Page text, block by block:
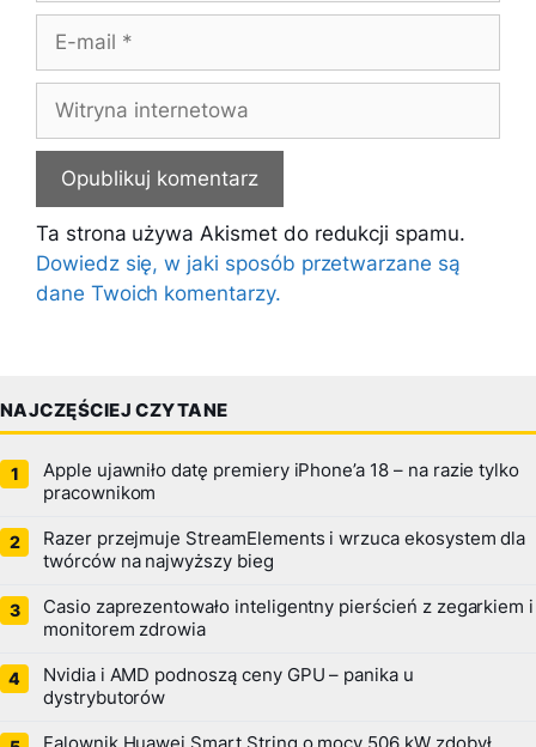
Witryna
internetowa
Ta strona używa Akismet do redukcji spamu.
Dowiedz się, w jaki sposób przetwarzane są
dane Twoich komentarzy.
NAJCZĘŚCIEJ CZYTANE
Apple ujawniło datę premiery iPhone’a 18 – na razie tylko
pracownikom
Razer przejmuje StreamElements i wrzuca ekosystem dla
twórców na najwyższy bieg
Casio zaprezentowało inteligentny pierścień z zegarkiem i
monitorem zdrowia
Nvidia i AMD podnoszą ceny GPU – panika u
dystrybutorów